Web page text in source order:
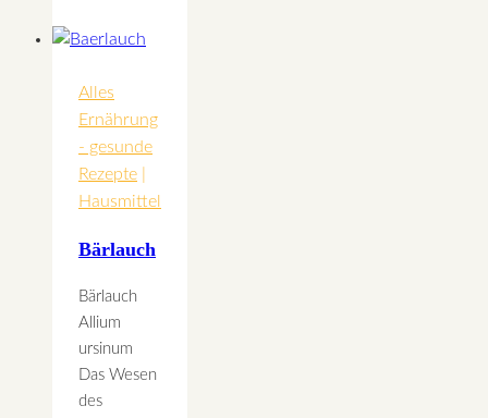
der
Alles
Ernährung
- gesunde
Rezepte
Hausmittel
Bärlauch
Bärlauch
Allium
ursinum
Das Wesen
des